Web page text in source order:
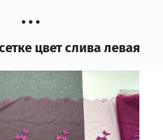
цвет слива левая